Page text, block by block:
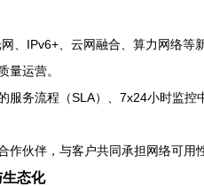
网、IPv6+、云网融合、算力网络
量运营。
服务流程（SLA）、7x24小时监
作伙伴，与客户共同承担网络可
态化